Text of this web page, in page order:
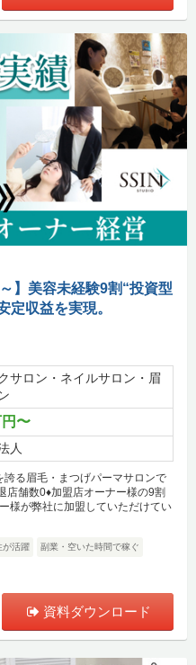
】美容未経験9割“投資型
定収益を実現。
サロン・ネイルサロン・眉
〜
人
誇る眉毛・まつげパーマサロンで
店舗数0♦加盟店オーナー様の9割
様が弊社に加盟していただけてい
が活躍 副業・空いた時間で稼ぐ
資料ダウンロード